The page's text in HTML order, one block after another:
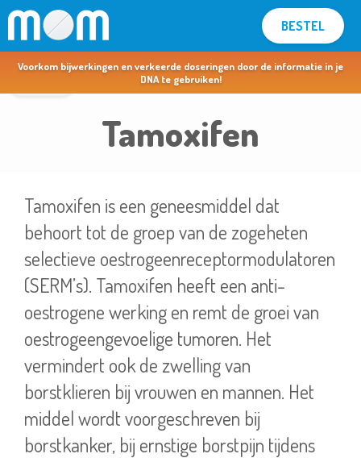
BESTEL
MOM voor apothekers & artsen >
Voorkom bijwerkingen en verkeerde doseringen door de informatie in je
DNA te gebruiken!
Tamoxifen
Tamoxifen is een geneesmiddel dat
behoort tot de groep van de zogeheten
selectieve oestrogeenreceptormodulatoren
(SERM’s). Tamoxifen heeft een anti-
oestrogene werking en remt de groei van
oestrogeengevoelige tumoren. Het
vermindert ook de zwelling van
borstklieren bij vrouwen en mannen. Het
middel wordt voorgeschreven bij
borstkanker, bij ernstige borstpijn tijdens